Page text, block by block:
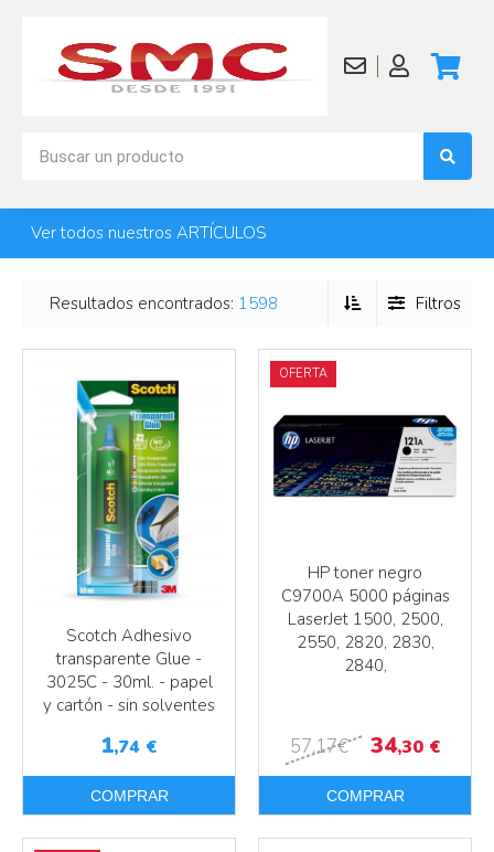
Ver todos nuestros ARTÍCULOS
Resultados encontrados: 1598 Filtros
Scotch Adhesivo
transparente Glue -
3025C - 30ml. - papel
y cartón - sin solventes
1,74 €
COMPRAR
OFERTA
HP toner negro
C9700A 5000 páginas
LaserJet 1500, 2500,
2550, 2820, 2830,
2840,
57,17€ 34,30 €
COMPRAR
Más info
Más info